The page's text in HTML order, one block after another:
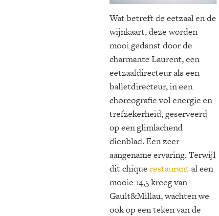
Wat betreft de eetzaal en de
wijnkaart, deze worden
mooi gedanst door de
charmante Laurent, een
eetzaaldirecteur als een
balletdirecteur, in een
choreografie vol energie en
trefzekerheid, geserveerd
op een glimlachend
dienblad. Een zeer
aangename ervaring. Terwijl
dit chique restaurant al een
mooie 14,5 kreeg van
Gault&Millau, wachten we
ook op een teken van de